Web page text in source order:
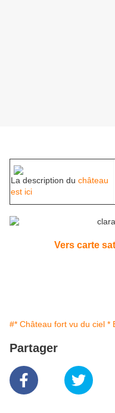
La description du château
est ici
Vers carte
#* Château fort vu du ciel *
Partager